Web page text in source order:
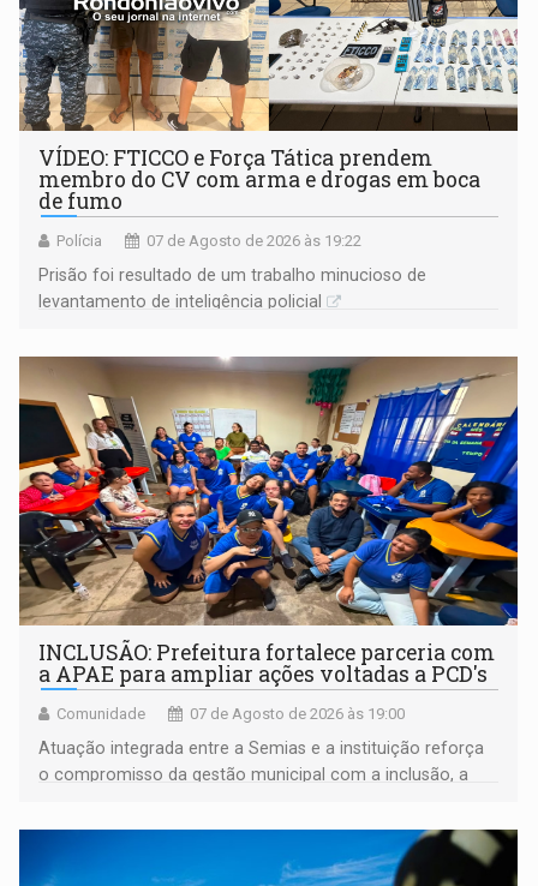
VÍDEO: FTICCO e Força Tática prendem
membro do CV com arma e drogas em boca
de fumo
Polícia 07 de Agosto de 2026 às 19:22
Prisão foi resultado de um trabalho minucioso de
levantamento de inteligência policial
INCLUSÃO: Prefeitura fortalece parceria com
a APAE para ampliar ações voltadas a PCD's
Comunidade 07 de Agosto de 2026 às 19:00
Atuação integrada entre a Semias e a instituição reforça
o compromisso da gestão municipal com a inclusão, a